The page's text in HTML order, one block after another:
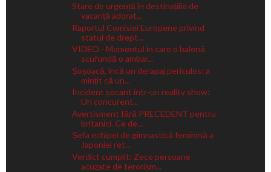
Stare de urgență în destinațiile de
vacanță adorat...
Raportul Comisiei Europene privind
statul de drept...
VIDEO - Momentul în care o balenă
scufundă o ambar...
Șoșoacă, încă un derapaj periculos: a
mințit că un...
Incident șocant într-un reality show:
Un concurent...
Avertisment fără PRECEDENT pentru
britanici. Ce de...
Șefa echipei de gimnastică feminină a
Japoniei ret...
Verdict cumplit: Zece persoane
acuzate de terorism...